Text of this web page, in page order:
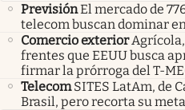
PrevisiónEl mercado de
telecom buscan dominar
Comercio exterior
frentes que EEUU busca
firmar la prórroga del T-
Telecom SITES LatAm, de
Brasil, pero recorta su